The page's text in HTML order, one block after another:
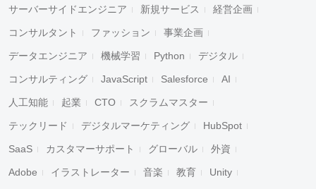
サーバーサイドエンジニア 新規サービス 経営企画
コンサルタント ファッション 事業企画
データエンジニア 機械学習 Python デジタル
コンサルティング JavaScript Salesforce AI
人工知能 起業 CTO スクラムマスター
テックリード デジタルマーケティング HubSpot
SaaS カスタマーサポート グローバル 外資
Adobe イラストレーター 音楽 教育 Unity